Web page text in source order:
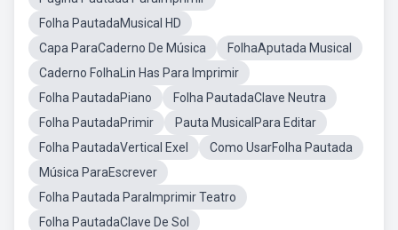
Folha PautadaMusical HD
Capa ParaCaderno De Música
FolhaAputada Musical
Caderno FolhaLin Has Para Imprimir
Folha PautadaPiano
Folha PautadaClave Neutra
Folha PautadaPrimir
Pauta MusicalPara Editar
Folha PautadaVertical Exel
Como UsarFolha Pautada
Música ParaEscrever
Folha Pautada ParaImprimir Teatro
Folha PautadaClave De Sol